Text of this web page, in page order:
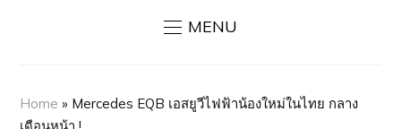
MENU
Home » Mercedes EQB เอสยูวีไฟฟ้าน้องใหม่ในไทย กลาง